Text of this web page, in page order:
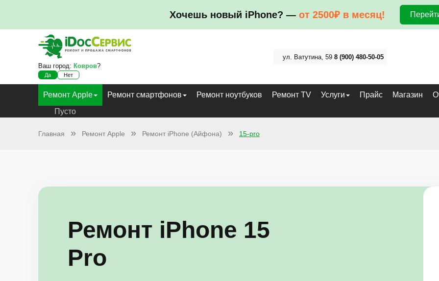
Хочешь новый iPhone? — от 2500₽ в месяц!
Ваш город: Ковров?
Да Нет
ул. Ватутина, 59 8 (900) 480-50-05
Ремонт Apple Ремонт смартфонов Ремонт ноутбуков Ремонт TV Услуги Прайс Магазин
Пусто
Главная Ремонт Apple Ремонт iPhone (Айфона) 15-pro
Ремонт iPhone 15
Pro